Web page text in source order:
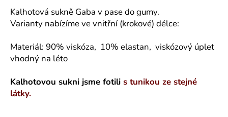
Kalhotová sukně Gaba v pase do gumy.
Varianty nabízíme ve vnitřní (krokové) délce:
Materiál: 90% viskóza, 10% elastan, viskózový úplet
vhodný na léto
Kalhotovou sukni jsme fotili s tunikou ze stejné
látky.
u
j
m
e
CAPRI
KOMBI